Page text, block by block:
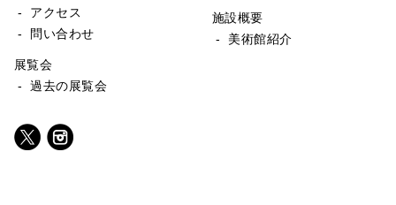
- アクセス
- 問い合わせ
展覧会
- 過去の展覧会
施設概要
- 美術館紹介